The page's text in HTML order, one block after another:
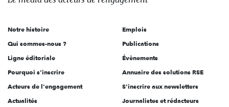
l'engagement
Notre histoire
Qui sommes-nous ?
Ligne éditoriale
Pourquoi s'inscrire
Acteurs de l'engagement
Actualités
Emplois
Publications
Évènements
Annuaire des solutions RSE
S'inscrire aux newsletters
Journalistes et rédacteurs